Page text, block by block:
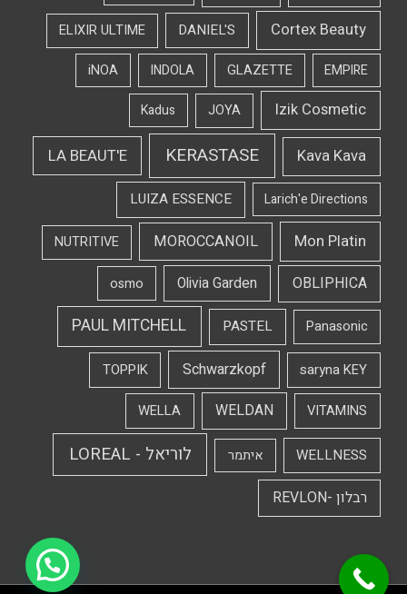
Cortex Beauty
DANIEL'S
ELIXIR ULTIME
EMPIRE
GLAZETTE
INDOLA
iNOA
Izik Cosmetic
JOYA
Kadus
Kava Kava
KERASTASE
LA BEAUT'E
Larich'e Directions
LUIZA ESSENCE
Mon Platin
MOROCCANOIL
NUTRITIVE
OBLIPHICA
Olivia Garden
osmo
Panasonic
PASTEL
PAUL MITCHELL
saryna KEY
Schwarzkopf
TOPPIK
VITAMINS
WELDAN
WELLA
WELLNESS איתמר לוריאל - LOREAL
רבלון -REVLON